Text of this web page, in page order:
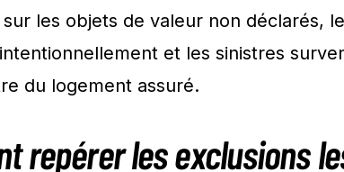
les objets de valeur non déclarés,
et les sinistres
du logement assuré.
repérer les exclusions